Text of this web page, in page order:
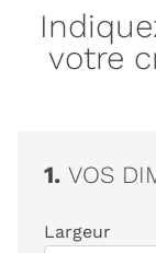
votre
1. VOS
Largeur